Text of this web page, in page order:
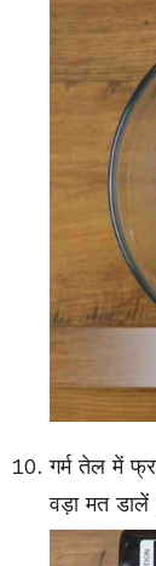
गर्म तेल में
वड़ा मत